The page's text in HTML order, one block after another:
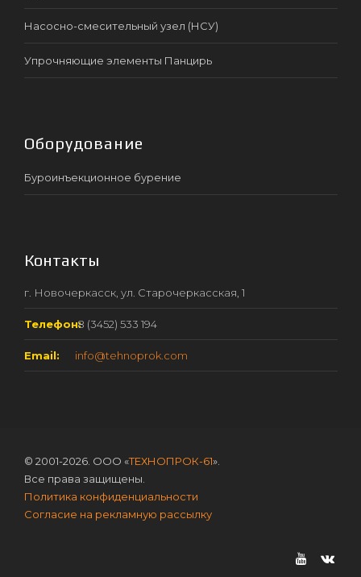
Насосно-смесительный узел (НСУ)
Упрочняющие элементы Панцирь
Оборудование
Буроинъекционное бурение
Контакты
г. Новочеркасск, ул. Старочеркасская, 1
Телефон:8 (3452) 533 194
Email: info@tehnoprok.com
© 2001-2026. ООО «ТЕХНОПРОК-61».
Все права защищены.
Политика конфиденциальности
Согласие на рекламную рассылку